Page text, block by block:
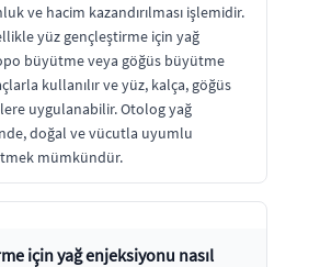
ve hacim kazandırılması işlemidir.
yüz gençleştirme için yağ
büyütme veya göğüs büyütme
kullanılır ve yüz, kalça, göğüs
uygulanabilir. Otolog yağ
doğal ve vücutla uyumlu
mümkündür.
için yağ enjeksiyonu nasıl